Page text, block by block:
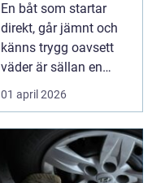
En båt som startar
direkt, går jämnt och
känns trygg oavsett
väder är sällan en
slump. Bakom varje
01 april 2026